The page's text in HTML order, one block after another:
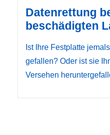
Datenrettung
beschädigten
Ist Ihre Festplatte
gefallen? Oder ist sie
Versehen